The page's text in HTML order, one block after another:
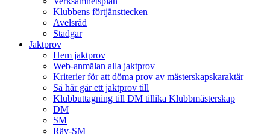
Klubbens förtjänsttecken
Avelsråd
Stadgar
Jaktprov
Hem jaktprov
Web-anmälan alla jaktprov
Kriterier för att döma prov av mästerskapskaraktär
Så här går ett jaktprov till
Klubbuttagning till DM tillika Klubbmästerskap
DM
SM
Räv-SM